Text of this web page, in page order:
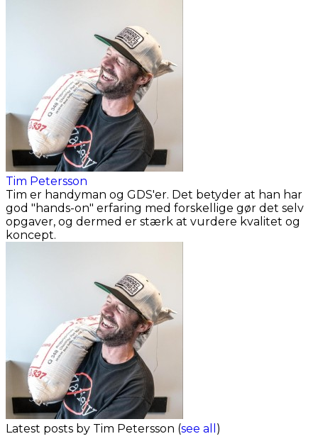
Tim Petersson
Tim er handyman og GDS'er. Det betyder at han har
god "hands-on" erfaring med forskellige gør det selv
opgaver, og dermed er stærk at vurdere kvalitet og
koncept.
Latest posts by Tim Petersson (see all )